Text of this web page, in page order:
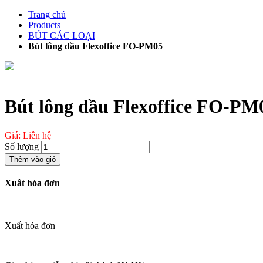
Chuyển
phần
Trang chủ
Products
BÚT CÁC LOẠI
Bút lông dầu Flexoffice FO-PM05
Bút lông dầu Flexoffice FO-
Giá: Liên hệ
Số lượng
Thêm vào giỏ
Xuât hóa đơn
Xuất hóa đơn